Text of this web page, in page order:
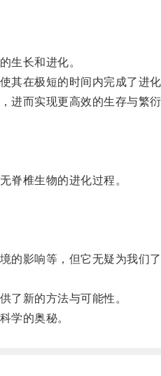
生长和进化。
在极短的时间内完成了进化
而实现更高效的生存与繁衍
椎生物的进化过程。
影响等，但它无疑为我们了
新的方法与可能性。
学的奥秘。